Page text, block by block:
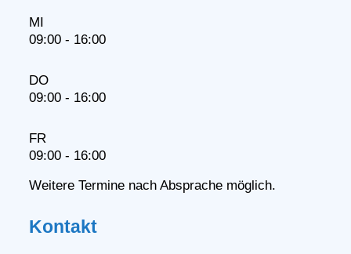
MI
09:00 - 16:00
DO
09:00 - 16:00
FR
09:00 - 16:00
Weitere Termine nach Absprache möglich.
Kontakt